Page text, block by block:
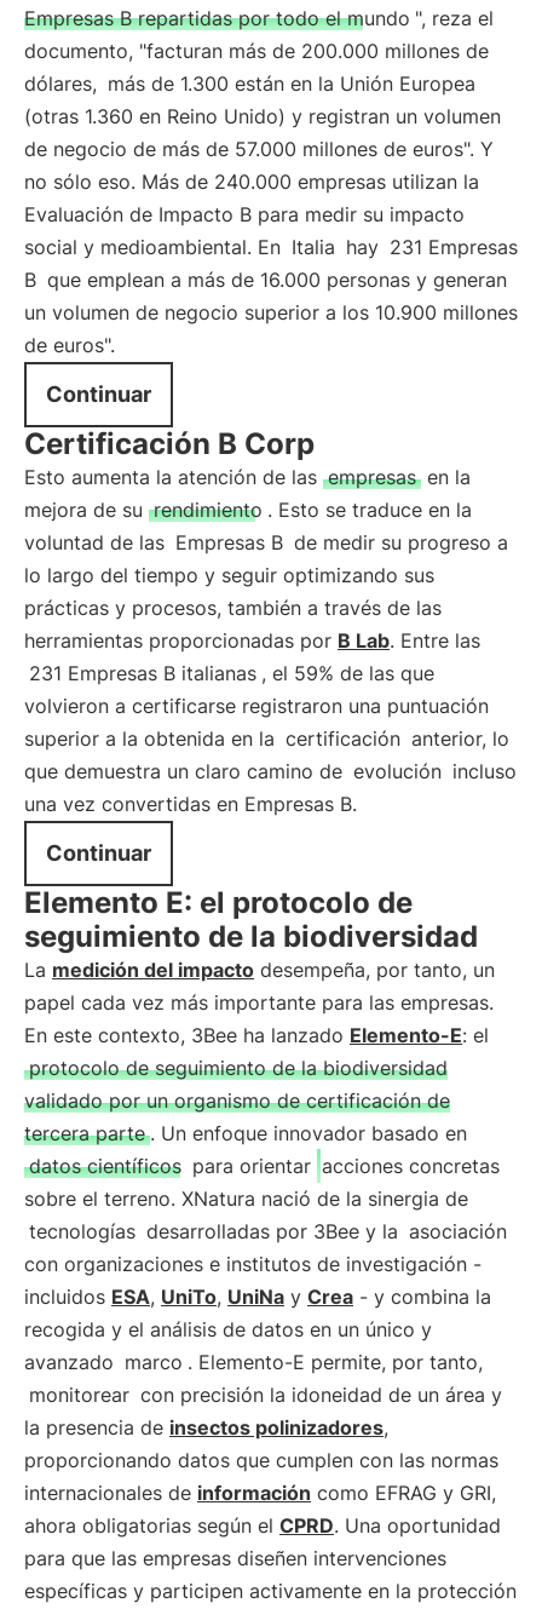
Empresas B repartidas por todo el mundo ", reza el
documento, "facturan más de 200.000 millones de
dólares, más de 1.300 están en la Unión Europea
(otras 1.360 en Reino Unido) y registran un volumen
de negocio de más de 57.000 millones de euros". Y
no sólo eso. Más de 240.000 empresas utilizan la
Evaluación de Impacto B para medir su impacto
social y medioambiental. En Italia hay 231 Empresas
B que emplean a más de 16.000 personas y generan
un volumen de negocio superior a los 10.900 millones
de euros".
Continuar
Certificación B Corp
Esto aumenta la atención de las empresas en la
mejora de su rendimiento . Esto se traduce en la
voluntad de las Empresas B de medir su progreso a
lo largo del tiempo y seguir optimizando sus
prácticas y procesos, también a través de las
herramientas proporcionadas por B Lab. Entre las
231 Empresas B italianas , el 59% de las que
volvieron a certificarse registraron una puntuación
superior a la obtenida en la certificación anterior, lo
que demuestra un claro camino de evolución incluso
una vez convertidas en Empresas B.
Continuar
Elemento E: el protocolo de
seguimiento de la biodiversidad
La medición del impacto desempeña, por tanto, un
papel cada vez más importante para las empresas.
En este contexto, 3Bee ha lanzado Elemento-E: el
protocolo de seguimiento de la biodiversidad
validado por un organismo de certificación de
tercera parte . Un enfoque innovador basado en
datos científicos para orientar acciones concretas
sobre el terreno. XNatura nació de la sinergia de
tecnologías desarrolladas por 3Bee y la asociación
con organizaciones e institutos de investigación -
incluidos ESA, UniTo, UniNa y Crea - y combina la
recogida y el análisis de datos en un único y
avanzado marco . Elemento-E permite, por tanto,
monitorear con precisión la idoneidad de un área y
la presencia de insectos polinizadores,
proporcionando datos que cumplen con las normas
internacionales de información como EFRAG y GRI,
ahora obligatorias según el CPRD. Una oportunidad
para que las empresas diseñen intervenciones
específicas y participen activamente en la protección